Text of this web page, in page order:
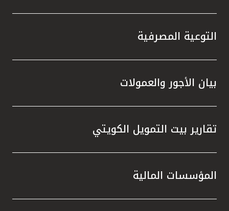
التوعية المصرفية
بيان الأجور والعمولات
تقارير بيت التمويل الكويتي
المؤسسات المالية